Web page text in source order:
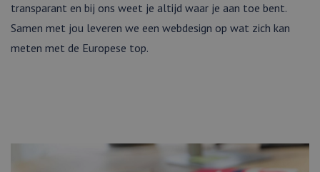
transparant en bij ons weet je altijd waar je aan toe bent.
Samen met jou leveren we een webdesign op wat zich kan
meten met de Europese top.